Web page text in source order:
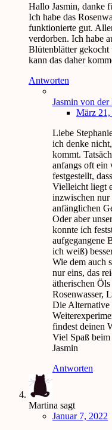
Hallo Jasmin, danke
Ich habe das
funktionierte gut.
verdorben. Ich habe
Blütenblätter
kann das daher
Antworten
Jasmin von der
März 21,
Liebe
ich denke
kommt.
anfangs oft ein
festgestellt,
Vielleicht liegt
inzwischen nur
anfänglichen
Oder aber
konnte ich
aufgegangene
ich weiß)
Wie dem auch
nur eins, das
ätherischen
Rosenwasser,
Die Alternative
findest deinen
Viel Spaß beim
Jasmin
Antworten
Martina sagt
Januar 7, 2022